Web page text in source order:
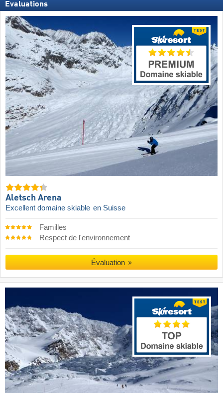
Évaluations
Aletsch Arena
Excellent domaine skiable en Suisse
Familles
Respect de l'environnement
Évaluation